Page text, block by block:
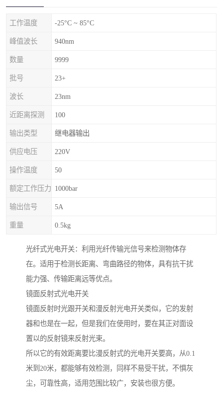
工作温度 -25°C ~ 85°C
峰值波长 940nm
数量 9999
批号 23+
波长 23nm
近距离探测 100
输出类型 继电器输出
供应电压 220V
操作温度 50
额定工作压力 1000bar
输出信号 5A
重量 0.5kg
光纤式光电开关：利用光纤传输光信号来检测物体存
在。适用于检测长距离、弯曲路径的物体，具有抗干扰
能力强、传输距离远等优点。
镜面反射式光电开关
镜面反射时光跟开关和漫反射光电开关类似，它的发射
器和也是在一起，但是我们在使用时，要在其正对面设
置以的反射镜来反射光束。
所以它的有效距离要比漫反射式的光电开关要高，从0.1
米到20米，都能够有效检测，同样不易受干扰，不惧灰
尘，可靠性高，适用范围比较广，安装也很方便。